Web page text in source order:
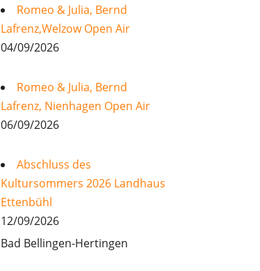
Romeo & Julia, Bernd
Lafrenz,Welzow Open Air
04/09/2026
Romeo & Julia, Bernd
Lafrenz, Nienhagen Open Air
06/09/2026
Abschluss des
Kultursommers 2026 Landhaus
Ettenbühl
12/09/2026
Bad Bellingen-Hertingen